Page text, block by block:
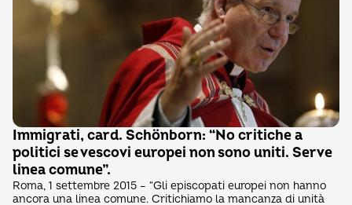
Immigrati, card. Schönborn: “No critiche a
politici se vescovi europei non sono uniti. Serve
linea comune”.
Roma, 1 settembre 2015 – “Gli episcopati europei non hanno
ancora una linea comune. Critichiamo la mancanza di unità